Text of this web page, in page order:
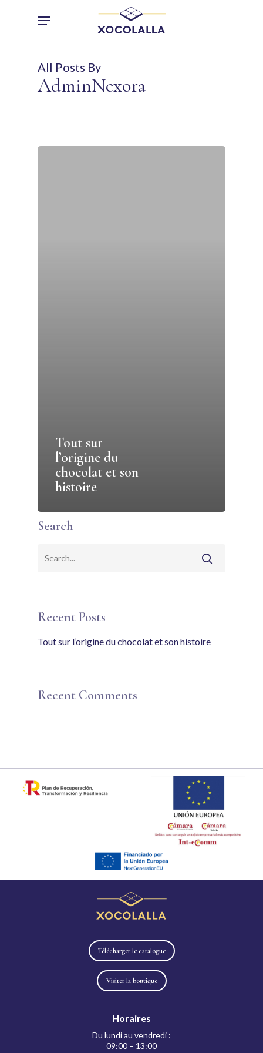
Menu
All Posts By
AdminNexora
Tout sur
l’origine du
chocolat et son
histoire
Search
Recent Posts
Tout sur l’origine du chocolat et son histoire
Recent Comments
Télécharger le catalogue
Visiter la boutique
Horaires
Du lundi au vendredi :
09:00 – 13:00